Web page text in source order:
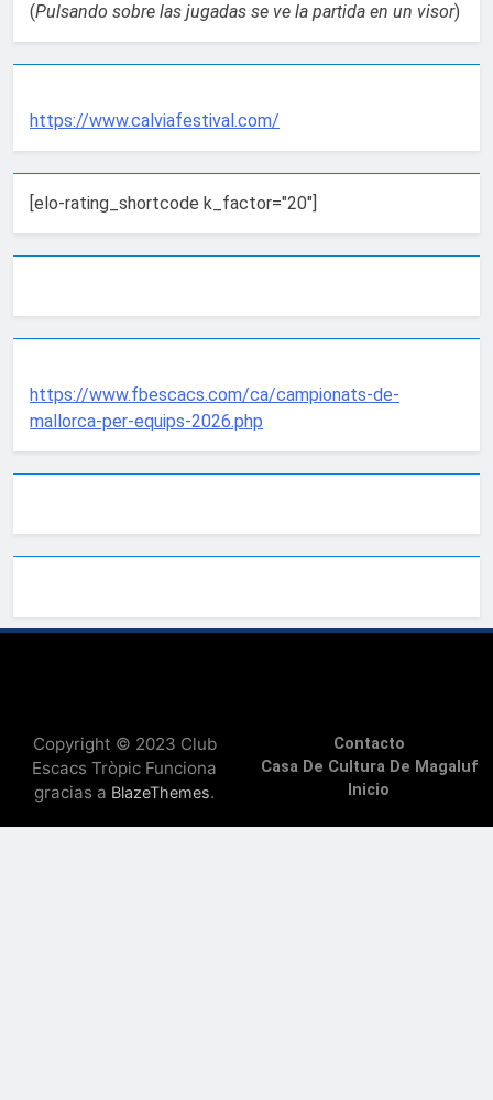
(Pulsando sobre las jugadas se ve la partida en un visor)
https://www.calviafestival.com/
[elo-rating_shortcode k_factor="20"]
https://www.fbescacs.com/ca/campionats-de-
mallorca-per-equips-2026.php
Copyright © 2023 Club
Escacs Tròpic Funciona
gracias a BlazeThemes.
Contacto
Casa De Cultura De Magaluf
Inicio